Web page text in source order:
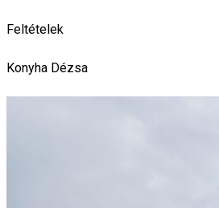
Feltételek
Konyha Dézsa